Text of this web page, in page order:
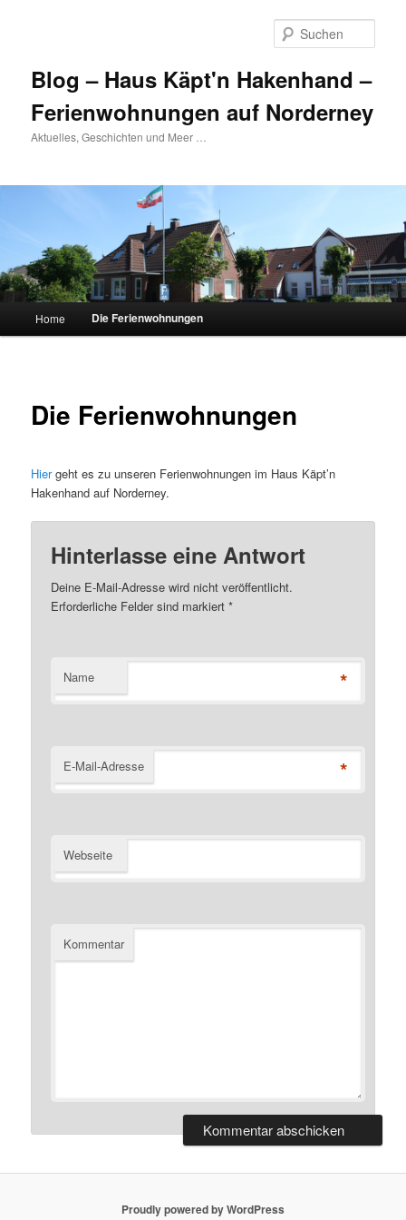
Blog – Haus Käpt'n Hakenhand –
Ferienwohnungen auf Norderney
Aktuelles, Geschichten und Meer …
Zum Inhalt wechseln
Zum sekundären Inhalt wechseln
Home Die Ferienwohnungen
Die Ferienwohnungen
Hiergeht es zu unseren Ferienwohnungen im Haus Käpt’n
Hakenhand auf Norderney.
Hinterlasse eine Antwort
Deine E-Mail-Adresse wird nicht veröffentlicht.
Erforderliche Felder sind markiert*
Name *
E-Mail-Adresse *
Webseite
Kommentar
Proudly powered by WordPress